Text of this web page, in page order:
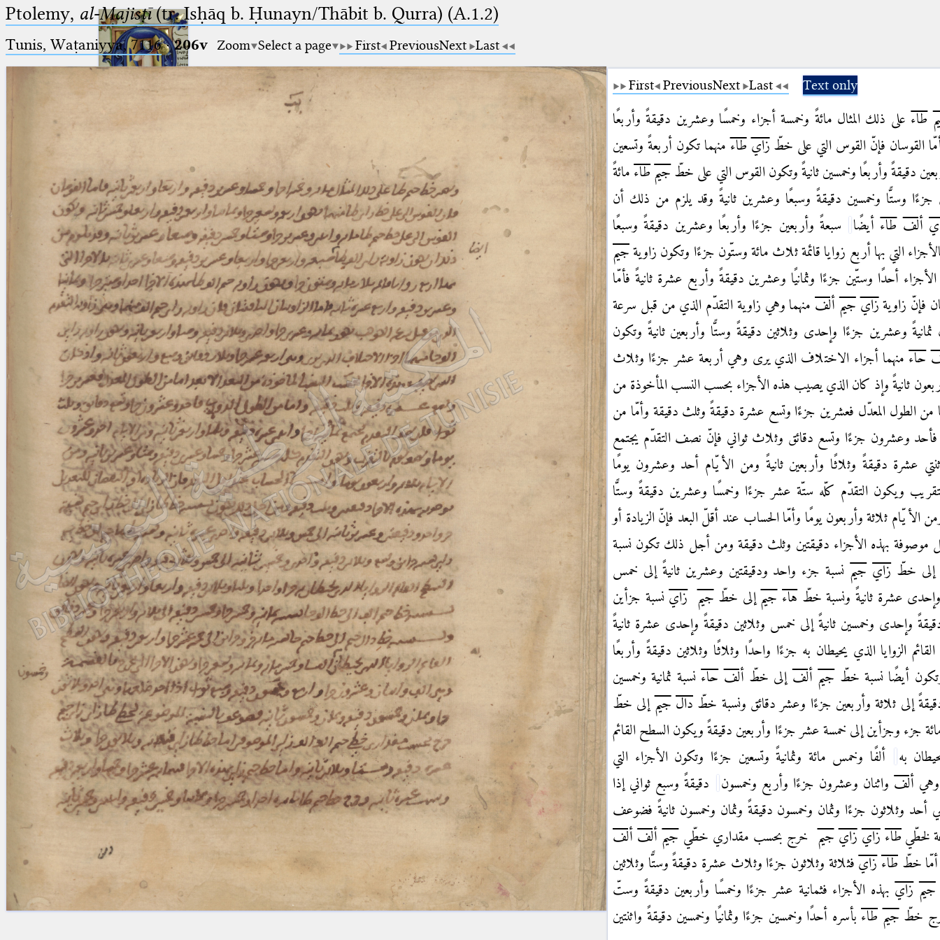
Ptolemaeus
Arabus et Latinus
(the underscore) is the placeholder
for exactly one character.
(the percent sign) is the
placeholder for no, one or more
than one character.
(two percent signs) is the
placeholder for no, one or more
than one character, but not for
blank space (so that a search ends
at word boundaries).
🔎︎
Start
Project
Team
News
Jobs
Publications
Conference
Arabic Works
Arabic Manuscripts
Latin Works
Latin Manuscripts
Latin Early Prints
Images
Texts
betaGlossary
Resources
Licenses·FAQ·Contact·
Impressum·Privacy· 2013
Print 🖨
Ptolemy, al-Majisṭī(tr. Isḥāq b. Ḥunayn/Thābit b. Qurra) (A.1.2)
Tunis, Waṭaniyya, 7116·206v Zoom Select a page First PreviousNext Last
First PreviousNext Last Text only
طاء على ذلك المثال مائةً وخمسة أجزاء وخمسًا وعشرين دقيقةً وأربعًا
القوسان فإنّ القوس التي على خطّ زاي طاء منهما تكون أربعةً وتسعين
دقيقةً وأربعًا وخمسين ثانيةً وتكونالقوس التي على خطّ جيم طاء مائةً
جزءًا وستًّا وخمسين دقيقةً وسبعًا وعشرين ثانيةً وقد يلزم من ذلك أن
ألف طاء أيضًا
سبعةً وأربعين جزءًا وأربعًا وعشرين دقيقةً وسبعًا
التي بها أربع زوايا قائمة ثلاث مائة وستّون جزءًا وتكون زاوية جيم
أحدًا وستّين جزءًا وثمانيًا وعشرين دقيقةً وأربع عشرة ثانيةً فأمّا
فإنّ زاوية زاي جيم ألف منهما وهي زاوية التقدّم الذي من قبل سرعة
وعشرين جزءًا وإحدى وثلاثين دقيقةً وستًّا وأربعين ثانيةً وتكون
حاء منهما أجزاء الاختلاف الذي يرى وهي أربعة عشر جزءًا وثلاث
ثانيةً وإذ كان الذي يصيب هذه الأجزاء بحسب النسب المأخوذة من
من الطول المعدّل فعشرين جزءًا وتسع عشرة دقيقةً وثلث دقيقة وأمّا من
فأحد وعشرون جزءًا وتسع دقائق وثلاثثواني فإنّ نصف التقدّم يجتمع
عشرة دقيقةً وثلاثًا وأربعين ثانيةً ومن الأيّام أحد وعشرون يومًا
ويكون التقدّم كلّه ستّة عشر جزءًا وخمسًا وعشرين دقيقةً وستًّا
الأيّام ثلاثة وأربعون يومًا وأمّا الحساب عند أقلّ البعد فإنّ الزيادة أو
موصوفة بهذه الأجزاء دقيقتين وثلث دقيقة ومن أجل ذلك تكون نسبة
إلى خطّ زاي جيم نسبة جزء واحد ودقيقتين وعشرين ثانيةً إلى خمس
وإحدى عشرة ثانيةً ونسبة خطّ هاء جيم إلى خطّ جيم زاي نسبة جزأين
وإحدى وخمسين ثانيةً إلى خمس وثلاثين دقيقةً وإحدى عشرة ثانيةً
الزوايا الذي يحيطان به جزءًا واحدًا وثلاثًا وثلاثين دقيقةً وأربعًا
أيضًا نسبة خطّ جيم ألف إلى خطّ ألف حاء نسبة ثمانية وخمسين
إلى ثلاثة وأربعين جزءًا وعشر دقائق ونسبة خطّ دال جيم إلى خطّ
جزء وجزأين إلى خمسة عشر جزءًا وأربعين دقيقةً ويكون السطح القائم
به
ألفًا وخمس مائة وثمانيةً وتسعين جزءًا وتكون الأجزاء التي
وهي ألف واثنان وعشرون جزءًا وأربع وخمسون
دقيقةً وسبع ثواني إذا
أحد وثلاثون جزءًا وثمان وخمسون دقيقةً وثمان وخمسون ثانيةً فضوعف
لخطّي طاء زاي زاي جيم خرج بحسب مقداري خطّي جيم ألف ألف
أمّا خطّ طاء زاي فثلاثة وثلاثون جزءًا وثلاث عشرة دقيقةً وستًّا وثلاثين
جيم زاي بهذه الأجزاء فثمانية عشر جزءًا وخمسًا وأربعين دقيقةً وستّ
خطّ جيم طاء بأسره أحدًا وخمسين جزءًا وثمانيًا وخمسين دقيقةً واثنتين